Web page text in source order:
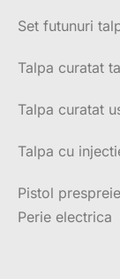
Set futunuri
Talpa
Talpa
Talpa cu
Pistol
Perie